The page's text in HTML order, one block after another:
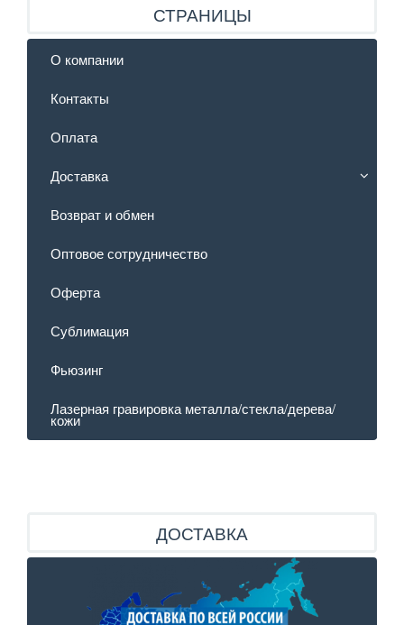
СТРАНИЦЫ
О компании
Контакты
Оплата
Доставка
Возврат и обмен
Оптовое сотрудничество
Оферта
Сублимация
Фьюзинг
Лазерная гравировка металла/стекла/дерева/
кожи
ДОСТАВКА